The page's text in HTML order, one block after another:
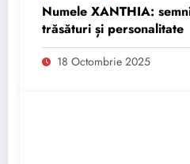
Numele XANTHIA:
trăsături și personalitate
18 Octombrie 2025